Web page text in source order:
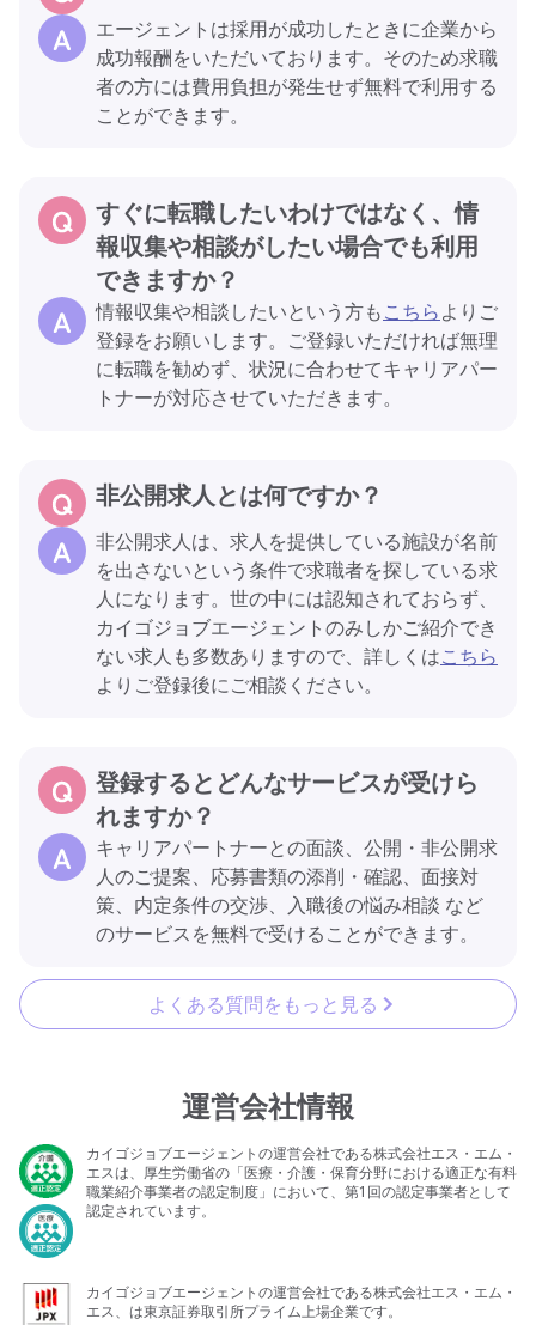
エージェントは採用が成功したときに企業から
成功報酬をいただいております。そのため求職
者の方には費用負担が発生せず無料で利用する
ことができます。
すぐに転職したいわけではなく、情
報収集や相談がしたい場合でも利用
できますか？
情報収集や相談したいという方もこちらよりご
登録をお願いします。ご登録いただければ無理
に転職を勧めず、状況に合わせてキャリアパー
トナーが対応させていただきます。
非公開求人とは何ですか？
非公開求人は、求人を提供している施設が名前
を出さないという条件で求職者を探している求
人になります。世の中には認知されておらず、
カイゴジョブエージェントのみしかご紹介でき
ない求人も多数ありますので、詳しくはこちら
よりご登録後にご相談ください。
登録するとどんなサービスが受けら
れますか？
キャリアパートナーとの面談、公開・非公開求
人のご提案、応募書類の添削・確認、面接対
策、内定条件の交渉、入職後の悩み相談 など
のサービスを無料で受けることができます。
よくある質問をもっと見る
運営会社情報
カイゴジョブエージェントの運営会社である株式会社エス・エム・
エスは、厚生労働省の「医療・介護・保育分野における適正な有料
職業紹介事業者の認定制度」において、第1回の認定事業者として
認定されています。
カイゴジョブエージェントの運営会社である株式会社エス・エム・
エス、は東京証券取引所プライム上場企業です。